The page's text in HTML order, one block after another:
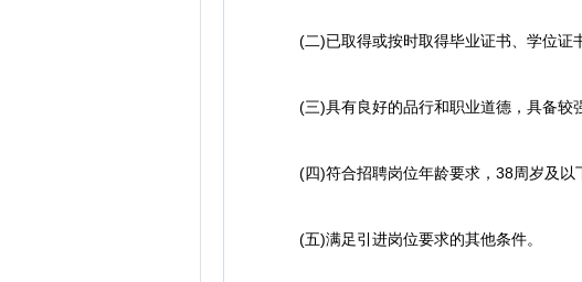
(二)已取得或按时取得毕业证书、学位证
(三)具有良好的品行和职业道德，具备较
(四)符合招聘岗位年龄要求，38周岁及以
(五)满足引进岗位要求的其他条件。